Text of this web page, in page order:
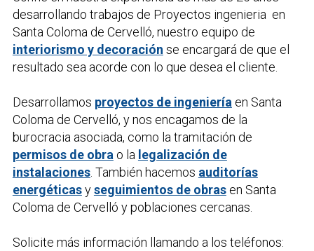
desarrollando trabajos de Proyectos ingenieria en
Santa Coloma de Cervelló, nuestro equipo de
interiorismo y decoración se encargará de que el
resultado sea acorde con lo que desea el cliente.
Desarrollamos proyectos de ingeniería en Santa
Coloma de Cervelló, y nos encagamos de la
burocracia asociada, como la tramitación de
permisos de obra o la legalización de
instalaciones. También hacemos auditorías
energéticasyseguimientos de obrasen Santa
Coloma de Cervelló y poblaciones cercanas.
Solicite más información llamando a los teléfonos: